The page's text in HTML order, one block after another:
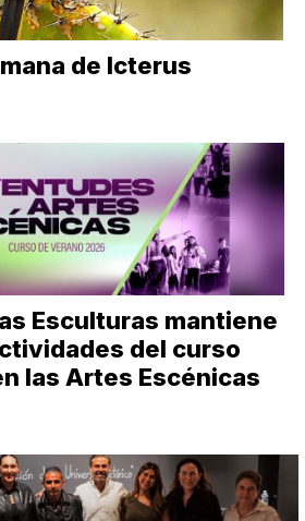
de Icterus
Esculturas mantiene
del curso
las Artes Escénicas